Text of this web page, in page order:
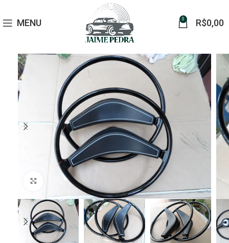
MENU 0 R$0,00
Click to enlarge